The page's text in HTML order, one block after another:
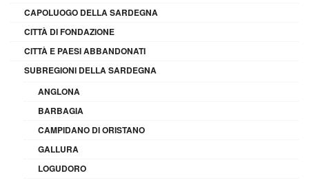
CAPOLUOGO DELLA SARDEGNA
CITTÀ DI FONDAZIONE
CITTÀ E PAESI ABBANDONATI
SUBREGIONI DELLA SARDEGNA
ANGLONA
BARBAGIA
CAMPIDANO DI ORISTANO
GALLURA
LOGUDORO